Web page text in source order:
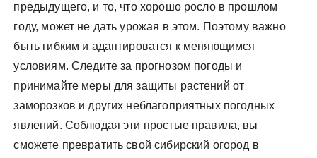
предыдущего, и то, что хорошо росло в прошлом
году, может не дать урожая в этом. Поэтому важно
быть гибким и адаптироватся к меняющимся
условиям. Следите за прогнозом погоды и
принимайте меры для защиты растений от
заморозков и других неблагоприятных погодных
явлений. Соблюдая эти простые правила, вы
сможете превратить свой сибирский огород в